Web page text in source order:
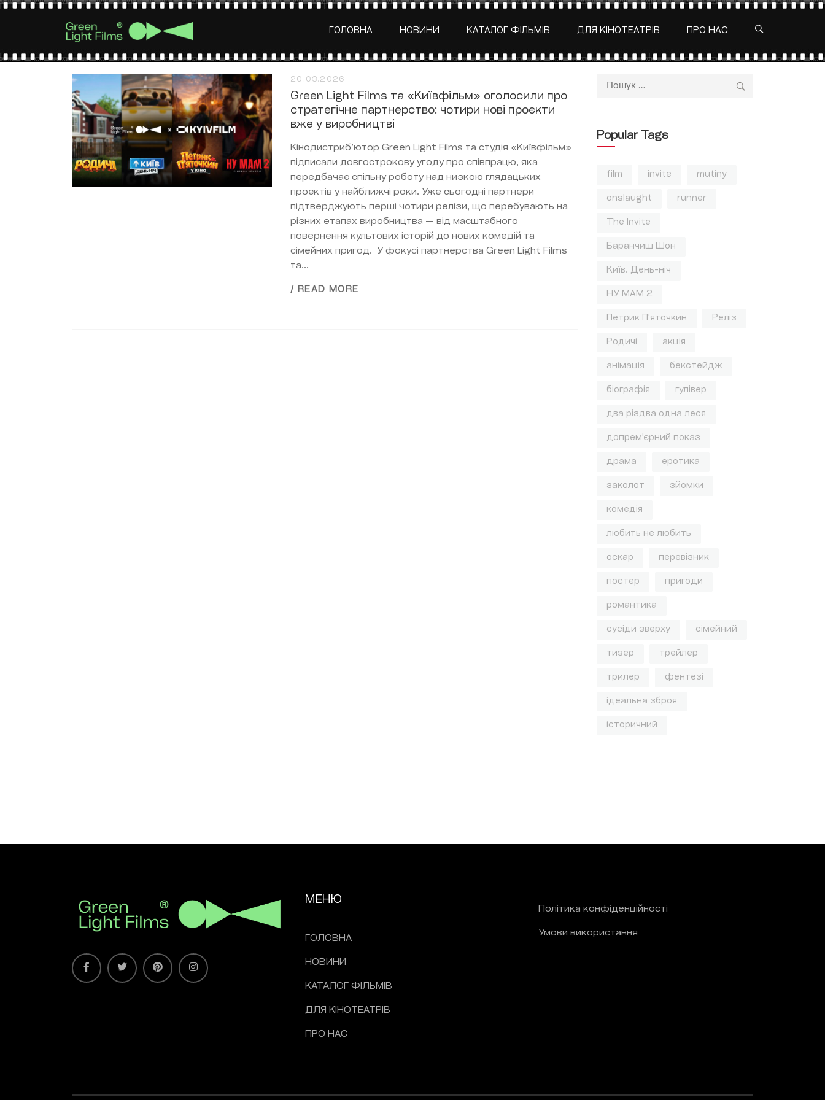
ГОЛОВНА НОВИНИ КАТАЛОГ ФІЛЬМІВ ДЛЯ КІНОТЕАТРІВ ПРО НАС
20.03.2026
Green Light Films та «Київфільм» оголосили про
стратегічне партнерство: чотири нові проєкти
вже у виробництві
Кінодистриб’ютор Green Light Films та студія «Київфільм»
підписали довгострокову угоду про співпрацю, яка
передбачає спільну роботу над низкою глядацьких
проєктів у найближчі роки. Уже сьогодні партнери
підтверджують перші чотири релізи, що перебувають на
різних етапах виробництва — від масштабного
повернення культових історій до нових комедій та
сімейних пригод. У фокусі партнерства Green Light Films
та...
/ READ MORE
Пошук:
Popular Tags
film invite mutiny
onslaught runner
The Invite
Баранчиш Шон
Київ. День-ніч
НУ МАМ 2
Петрик П'яточкин Реліз
Родичі акція
анімація бекстейдж
біографія гулівер
два різдва одна леся
допрем'єрний показ
драма еротика
заколот зйомки
комедія
любить не любить
оскар перевізник
постер пригоди
романтика
сусіди зверху сімейний
тизер трейлер
трилер фентезі
ідеальна зброя
історичний
МЕНЮ
ГОЛОВНА
НОВИНИ
КАТАЛОГ ФІЛЬМІВ
ДЛЯ КІНОТЕАТРІВ
ПРО НАС
Політика конфіденційності
Умови використання